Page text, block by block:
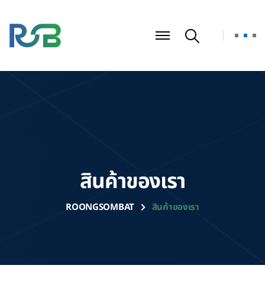
สินค้าของเรา
ROONGSOMBAT สินค้าของเรา